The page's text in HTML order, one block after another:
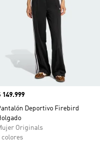
149.999
Deportivo Firebird
Originals
colores